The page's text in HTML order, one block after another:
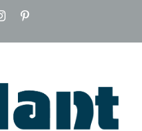
Instagram